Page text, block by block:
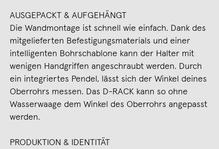
AUSGEPACKT & AUFGEHÄNGT
Die Wandmontage ist schnell wie einfach. Dank des
mitgelieferten Befestigungsmaterials und einer
intelligenten Bohrschablone kann der Halter mit
wenigen Handgriffen angeschraubt werden. Durch
ein integriertes Pendel, lässt sich der Winkel deines
Oberrohrs messen. Das D-RACK kann so ohne
Wasserwaage dem Winkel des Oberrohrs angepasst
werden.
PRODUKTION & IDENTITÄT